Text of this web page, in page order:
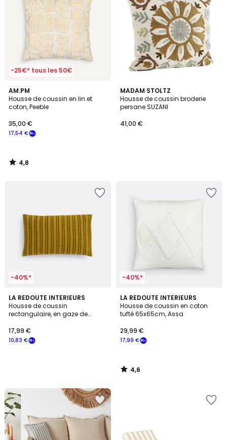
-25€* tous les 50€
AM.PM
Housse de coussin en lin et
coton, Peeble
17,54 €
35,00 €
4,8
/ 5
4,8
/
MADAM STOLTZ
Housse de coussin broderie
persane SUZANI
41,00 €
-40%*
LA REDOUTE INTERIEURS
Housse de coussin
rectangulaire, en gaze de
10,83 €
17,99 €
-40%*
LA REDOUTE INTERIEURS
Housse de coussin en coton
tufté 65x65cm, Assa
17,99 €
29,99 €
4,6
/ 5
4,6
/